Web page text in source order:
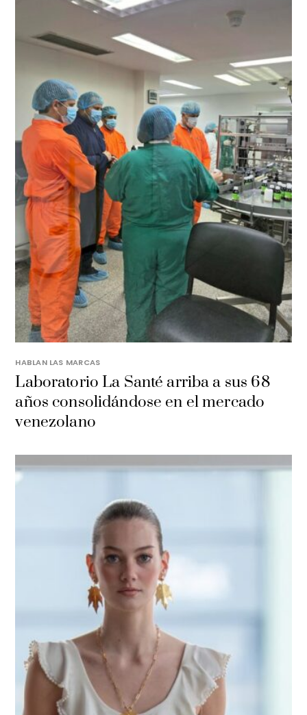
HABLAN LAS MARCAS
Laboratorio La Santé arriba a sus 68
años consolidándose en el mercado
venezolano